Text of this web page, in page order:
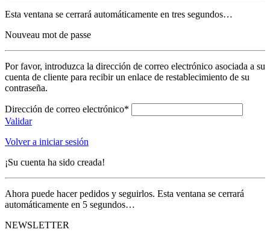
Esta ventana se cerrará automáticamente en tres segundos…
Nouveau mot de passe
Por favor, introduzca la dirección de correo electrónico asociada a su
cuenta de cliente para recibir un enlace de restablecimiento de su
contraseña.
Dirección de correo electrónico*
Validar
Volver a iniciar sesión
¡Su cuenta ha sido creada!
Ahora puede hacer pedidos y seguirlos. Esta ventana se cerrará
automáticamente en 5 segundos…
NEWSLETTER